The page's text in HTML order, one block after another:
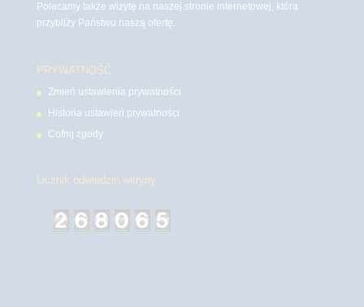
Polecamy także wizytę na naszej stronie internetowej, która
przybliży Państwu naszą ofertę.
PRYWATNOŚĆ
Zmień ustawienia prywatności
Historia ustawień prywatności
Cofnij zgody
Licznik odwiedzin witryny